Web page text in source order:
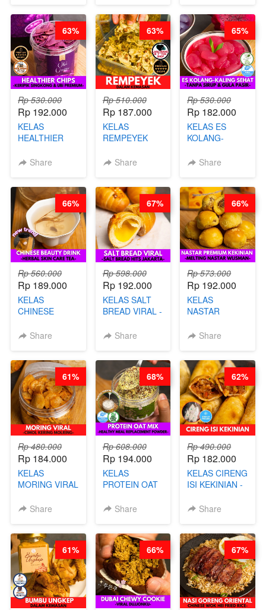
Rp 530.000
Rp 192.000
KELAS
HEALTHIER
KERIPIK
BY CHEF DITA
Share
63%
Rp 510.000
Rp 187.000
KELAS
REMPEYEK
KEMASAN - BY
Share
63%
Rp 530.000
Rp 182.000
KELAS ES
KOLANG-
- TANPA SIRUP
Share
65%
Rp 560.000
Rp 189.000
KELAS
CHINESE
- HERBAL SKIN
ARISUDANA
Share
66%
Rp 598.000
Rp 192.000
KELAS SALT
BREAD VIRAL -
HITS JAKARTA
Share
67%
Rp 573.000
Rp 192.000
KELAS
NASTAR
KEKINIAN -
WIJSMAN- BY
CHEF DITA
Share
66%
Rp 480.000
Rp 184.000
KELAS
MORING VIRAL
KERING
Share
61%
Rp 608.000
Rp 194.000
KELAS
PROTEIN OAT
MEAL
BARISTA
ARISUDANA
Share
68%
Rp 490.000
Rp 182.000
KELAS CIRENG
ISI KEKINIAN -
Share
62%
61% 66% 67%